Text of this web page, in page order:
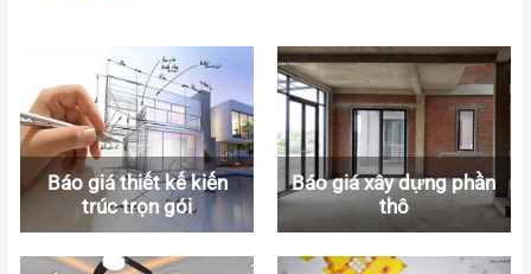
Báo giá thiết kế kiến
trúc trọn gói
Báo giá xây dựng phần
thô